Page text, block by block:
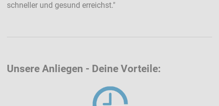
schneller und gesund erreichst."
Unsere Anliegen - Deine Vorteile: